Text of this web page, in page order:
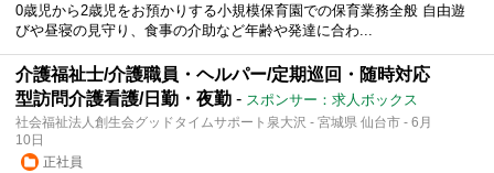
0歳児から2歳児をお預かりする小規模保育園での保育業務全般 自由遊
びや昼寝の見守り、食事の介助など年齢や発達に合わ...
介護福祉士/介護職員・ヘルパー/定期巡回・随時対応
型訪問介護看護/日勤・夜勤 - スポンサー：求人ボックス
社会福祉法人創生会グッドタイムサポート泉大沢 - 宮城県 仙台市 - 6月
10日
正社員